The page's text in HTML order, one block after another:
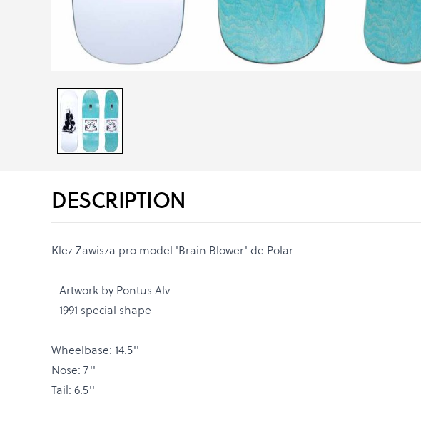
DESCRIPTION
Klez Zawisza pro model 'Brain Blower' de Polar.
- Artwork by Pontus Alv
- 1991 special shape
Wheelbase: 14.5''
Nose: 7''
Tail: 6.5''